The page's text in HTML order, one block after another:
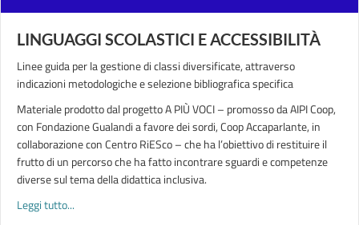
LINGUAGGI SCOLASTICI E ACCESSIBILITÀ
Linee guida per la gestione di classi diversificate, attraverso
indicazioni metodologiche e selezione bibliografica specifica
Materiale prodotto dal progetto A PIÙ VOCI – promosso da AIPI Coop,
con Fondazione Gualandi a favore dei sordi, Coop Accaparlante, in
collaborazione con Centro RiESco – che ha l’obiettivo di restituire il
frutto di un percorso che ha fatto incontrare sguardi e competenze
diverse sul tema della didattica inclusiva.
Leggi tutto...